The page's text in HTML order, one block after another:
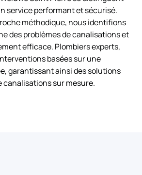
service performant et sécurisé.
méthodique, nous identifions
des problèmes de canalisations et
efficace. Plombiers experts,
basées sur une
garantissant ainsi des solutions
canalisations sur mesure.